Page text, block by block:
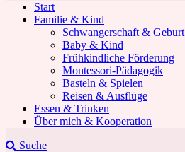
was Leni liebt
Start
Familie & Kind
Schwangerschaft & Geburt
Baby & Kind
Frühkindliche Förderung
Montessori-Pädagogik
Basteln & Spielen
Reisen & Ausflüge
Essen & Trinken
Über mich & Kooperation
Suche